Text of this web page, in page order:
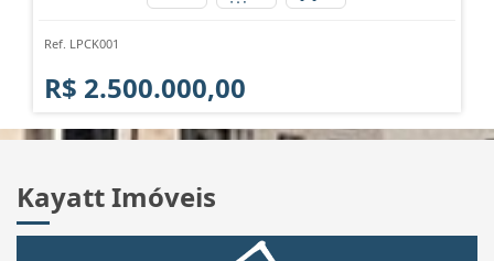
Ref. LPCK001
R$ 2.500.000,00
Kayatt Imóveis